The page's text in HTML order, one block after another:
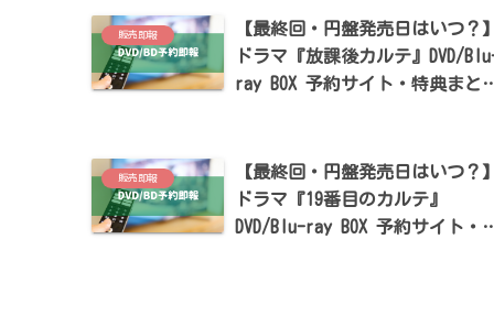
販売即報
【最終回・円盤発売日はいつ？】
ドラマ『放課後カルテ』DVD/
ray BOX 予約サイト・特典まと
販売即報
【最終回・円盤発売日はいつ？】
ドラマ『19番目のカルテ』
DVD/Blu-ray BOX 予約サイト・